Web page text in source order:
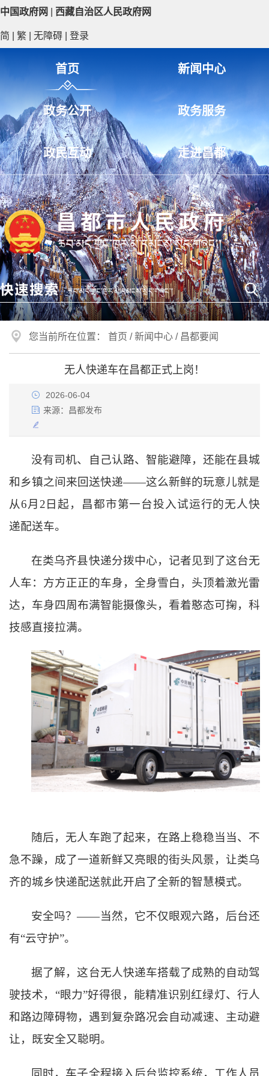
中国政府网 西藏自治区人民政府网
简 繁 无障碍 登录
首页 新闻中心
政务公开 政务服务
政民互动 走进昌都
您当前所在位置： 首页 /新闻中心 / 昌都要闻
无人快递车在昌都正式上岗！
2026-06-04
来源： 昌都发布
没有司机、自己认路、智能避障，还能在县城
和乡镇之间来回送快递——这么新鲜的玩意儿就是
从6月2日起，昌都市第一台投入试运行的无人快
递配送车。
在类乌齐县快递分拨中心，记者见到了这台无
人车：方方正正的车身，全身雪白，头顶着激光雷
达，车身四周布满智能摄像头，看着憨态可掬，科
技感直接拉满。
随后，无人车跑了起来，在路上稳稳当当、不
急不躁，成了一道新鲜又亮眼的街头风景，让类乌
齐的城乡快递配送就此开启了全新的智慧模式。
安全吗？——当然，它不仅眼观六路，后台还
有“云守护”。
据了解，这台无人快递车搭载了成熟的自动驾
驶技术， “眼力”好得很，能精准识别红绿灯、行人
和路边障碍物，遇到复杂路况会自动减速、主动避
让，既安全又聪明。
同时，车子全程接入后台监控系统，工作人员